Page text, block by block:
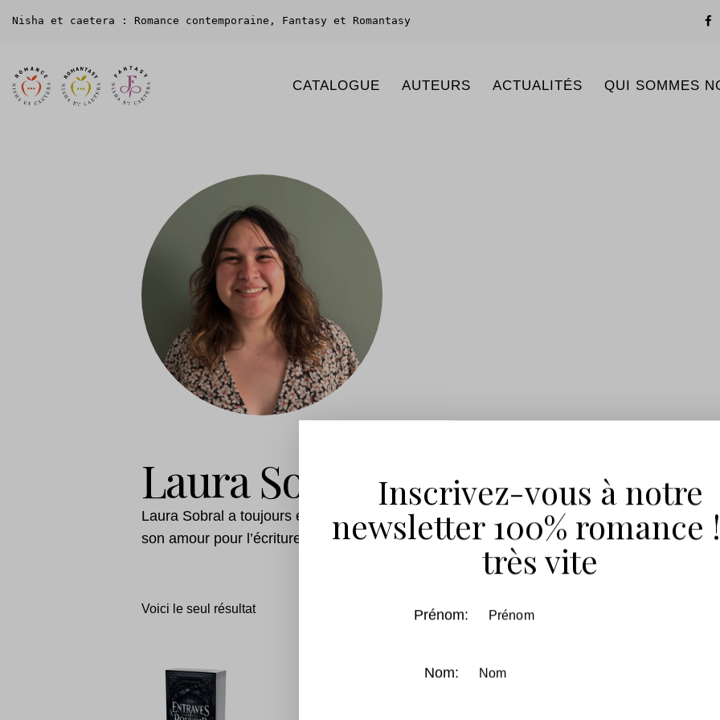
Nisha et caetera : Romance contemporaine, Fantasy et Romantasy
CATALOGUE AUTEURS ACTUALITÉS QUI SOMMES
Laura Sobral
Laura Sobral a toujours été passionnée par les récits de l’imaginaire. Les Entraves du
son amour pour l’écriture et pour les histoires où les destins s’entrelacent entre magie,
Voici le seul résultat
Inscrivez-vous à notre
newsletter 100% romance
très vite
Prénom:
Nom: